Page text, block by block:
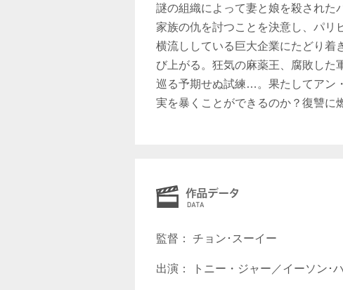
謎の組織によって妻と娘を殺された
家族の仇を討つことを決意し、パリ
横流ししている巨大企業にたどり着
び上がる。狂気の麻薬王、腐敗した
巡る予期せぬ試練…。果たしてアン
実を暴くことができるのか？復讐に
監督： チョン･スーイー
出演： トニー・ジャー／イーソン･